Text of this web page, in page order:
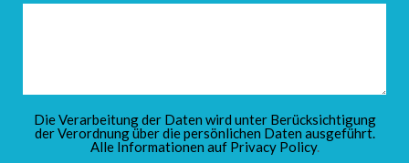
Die Verarbeitung der Daten wird unter Berücksichtigung
der Verordnung über die persönlichen Daten ausgeführt.
Alle Informationen auf Privacy Policy.